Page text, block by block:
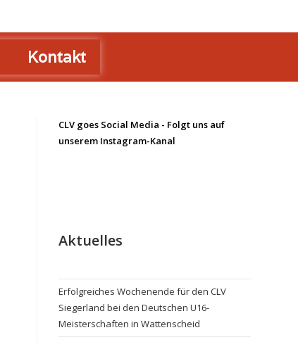
Kontakt
CLV goes Social Media - Folgt uns auf
unserem Instagram-Kanal
Aktuelles
Erfolgreiches Wochenende für den CLV
Siegerland bei den Deutschen U16-
Meisterschaften in Wattenscheid